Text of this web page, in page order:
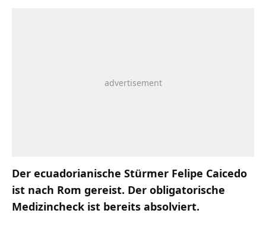
Der ecuadorianische Stürmer Felipe Caicedo
ist nach Rom gereist. Der obligatorische
Medizincheck ist bereits absolviert.